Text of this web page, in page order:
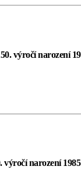
výročí narození
výročí narození 1985